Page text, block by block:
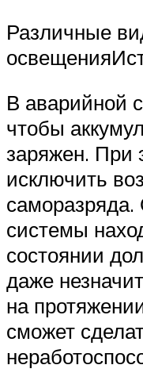
Различные
В аварийной
чтобы
заряжен. При
исключить
системы
состоянии
даже
на
сможет